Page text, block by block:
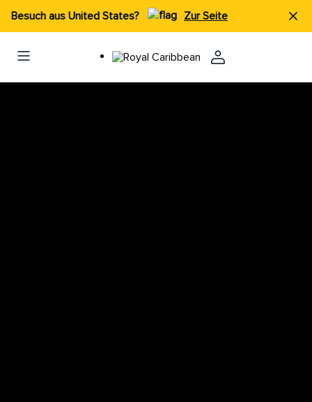
Besuch aus United States? Zur Seite